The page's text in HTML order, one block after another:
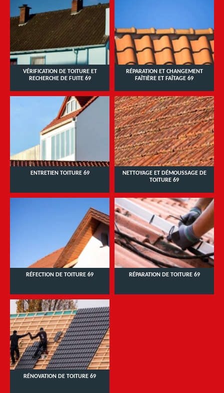
VÉRIFICATION DE TOITURE ET
RECHERCHE DE FUITE 69
RÉPARATION ET CHANGEMENT
FAÎTIÈRE ET FAÎTAGE 69
ENTRETIEN TOITURE 69
NETTOYAGE ET DÉMOUSSAGE DE
TOITURE 69
RÉFECTION DE TOITURE 69 RÉPARATION DE TOITURE 69
RÉNOVATION DE TOITURE 69